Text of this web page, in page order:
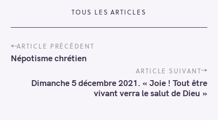
TOUS LES ARTICLES
P
o
s
ARTICLE PRÉCÉDENT
Népotisme chrétien
ARTICLE SUIVANT
Dimanche 5 décembre 2021. « Joie ! Tout être
vivant verra le salut de Dieu »